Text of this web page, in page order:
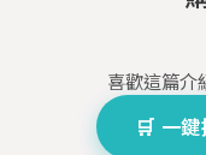
喜歡這篇介
🛒 一